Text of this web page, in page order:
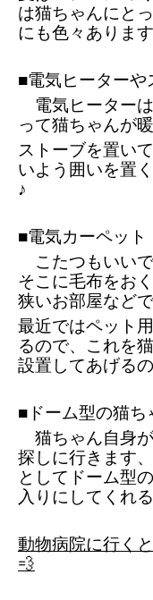
は猫ちゃんにと
にも色々ありま
■電気ヒーターや
電気ヒーター
って猫ちゃんが
ストーブを置い
いよう囲いを置
♪
■電気カーペット
こたつもいい
そこに毛布をお
狭いお部屋など
最近ではペット
るので、これを
設置してあげる
■ドーム型の猫ち
猫ちゃん自身
探しに行きます
としてドーム型
入りにしてくれ
動物病院に行く
💨